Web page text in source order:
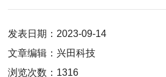
发表日期：2023-09-14
文章编辑：兴田科技
浏览次数：1316